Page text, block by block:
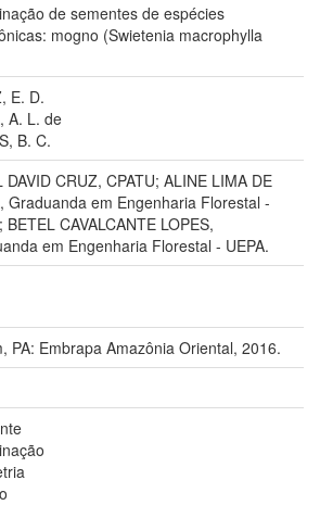
de sementes de espécies
mogno (Swietenia macrophylla
E. D.
A. L. de
B. C.
DAVID CRUZ, CPATU; ALINE LIMA DE
Graduanda em Engenharia Florestal -
BETEL CAVALCANTE LOPES,
em Engenharia Florestal - UEPA.
PA: Embrapa Amazônia Oriental, 2016.